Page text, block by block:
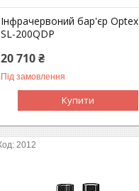
Інфрачервоний бар'єр Optex
SL-200QDP
20 710 ₴
Під замовлення
Купити
2012